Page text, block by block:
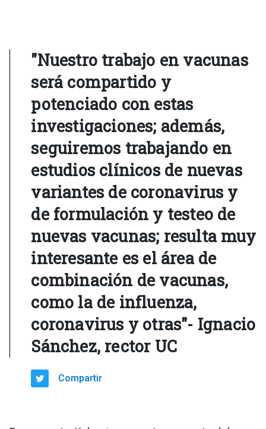
"Nuestro trabajo en vacunas
será compartido y
potenciado con estas
investigaciones; además,
seguiremos trabajando en
estudios clínicos de nuevas
variantes de coronavirus y
de formulación y testeo de
nuevas vacunas; resulta muy
interesante es el área de
combinación de vacunas,
como la de influenza,
coronavirus y otras"- Ignacio
Sánchez, rector UC
Compartir